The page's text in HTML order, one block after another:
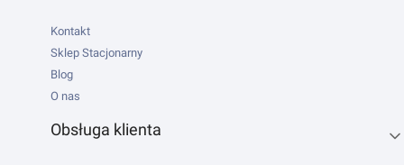
Kontakt
Sklep Stacjonarny
Blog
O nas
Obsługa klienta